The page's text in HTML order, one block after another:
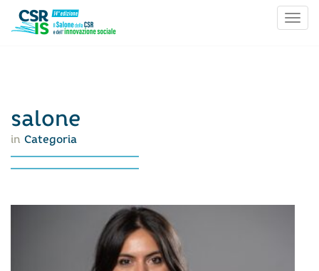
salone
Categoria